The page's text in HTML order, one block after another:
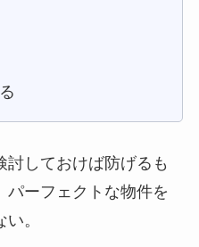
討しておけば防げるも
パーフェクトな物件を
。